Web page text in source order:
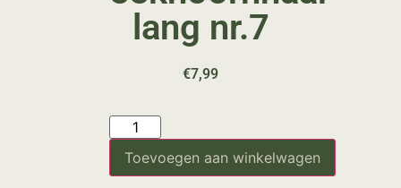
lang nr.7
€7,99
Toevoegen aan winkelwagen